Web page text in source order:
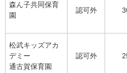
森ん子共同保育
園
認可外
松武キッズアカ
デミー
通古賀保育園
認可外